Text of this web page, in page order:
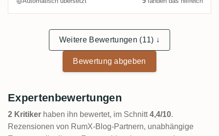
Weitere Bewertungen (11) ↓
Bewertung abgeben
Expertenbewertungen
2 Kritiker haben ihn bewertet, im Schnitt4,4/10.
Rezensionen von RumX-Blog-Partnern, unabhängige